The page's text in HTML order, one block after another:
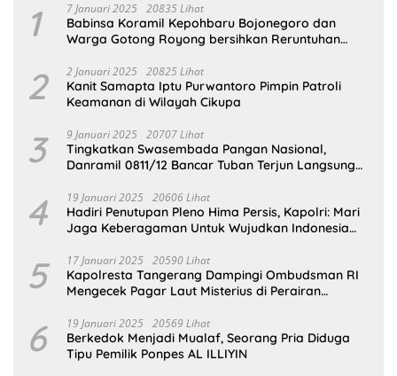
1 7 Januari 2025 20835 Lihat
Babinsa Koramil Kepohbaru Bojonegoro dan
Warga Gotong Royong bersihkan Reruntuhan
2 2 Januari 2025 20825 Lihat
Kanit Samapta Iptu Purwantoro Pimpin Patroli
Keamanan di Wilayah Cikupa
3 9 Januari 2025 20707 Lihat
Tingkatkan Swasembada Pangan Nasional,
Danramil 0811/12 Bancar Tuban Terjun Langsung
4 19 Januari 2025 20606 Lihat
Hadiri Penutupan Pleno Hima Persis, Kapolri: Mari
Jaga Keberagaman Untuk Wujudkan Indonesia
5 17 Januari 2025 20590 Lihat
Kapolresta Tangerang Dampingi Ombudsman RI
Mengecek Pagar Laut Misterius di Perairan
6 19 Januari 2025 20569 Lihat
Berkedok Menjadi Mualaf, Seorang Pria Diduga
Tipu Pemilik Ponpes AL ILLIYIN